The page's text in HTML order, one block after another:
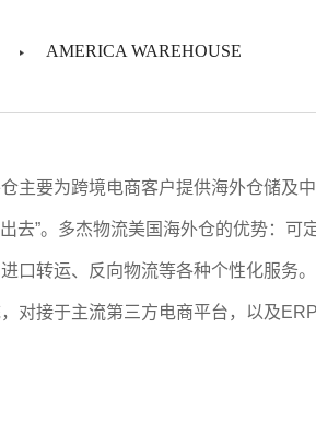
AMERICA WAREHOUSE
主要为跨境电商客户提供海外仓储及
去”。 多杰物流美国海外仓的优势：可
口转运、反向物流等各种个性化服务。
对接于主流第三方电商平台，以及